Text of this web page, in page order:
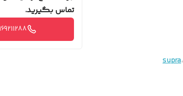
،supra
تماس بگیرید.